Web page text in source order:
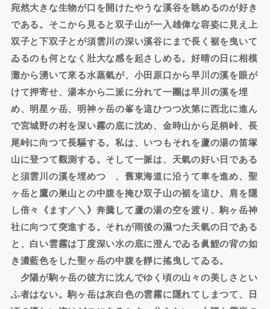
宛然大きな生物が口を開けたやうな溪谷を眺めるのが好き
である。そこから見ると双子山が一入雄偉な容姿に見え上
双子と下双子とが須雲川の深い溪谷にまで長く裾を曳いて
ゐるのも何となく壯大な感を起さしめる。好晴の日に相模
灘から湧いて來る水蒸氣が、小田原口から早川の溪を眼が
けて押寄せ、湯本から二派に分れて一團は早川の溪を埋
め、明星ヶ岳、明神ヶ岳の峯を這ひつつ次第に西北に進ん
で宮城野の村を深い霧の底に沈め、金時山から足柄峠、長
尾峠に向つて長驅する。私は、いつもそれを蘆の湯の笛塚
山に登つて觀測する。そして一脈は、天氣の好い日である
と須雲川の溪を埋めつゝ、舊東海道に沿うて車を進め、聖
ヶ岳と鷹の巣山との中腹を掩ひ双子山の裾を這ひ、肩を隱
し倍々《ます／＼》奔騰して蘆の湯の空を渡り、駒ヶ岳神
社に向つて突進する。それが雨後の濕つた天氣の日である
と、白い雲霧は丁度深い水の底に澄んでゐる眞鯉の背の如
き濃藍色をした聖ヶ岳の中腹を靜に搖曳してゐる。
夕陽が駒ヶ岳の彼方に沈んでゆく頃の山々の美しさとい
ふ者はない。駒ヶ岳は灰白色の雲霧に隱れてしまつて、日